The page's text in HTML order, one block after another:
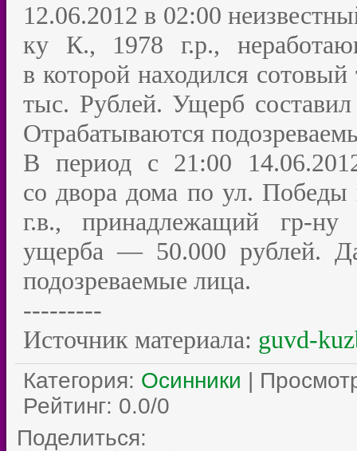
12.06.2012 в 02:00
ку К., 1978 г.р.,
в которой находился
тыс. Рублей. Ущерб
Отрабатываются
В период с 21:00
со двора дома по ул. Победы
г.в., принадлежащий гр-
ущерба — 50.000 рублей.
подозреваемые лица.
---------
Источник материала: guvd-
Категория: Осинники |
Рейтинг: 0.0/0
Поделиться: